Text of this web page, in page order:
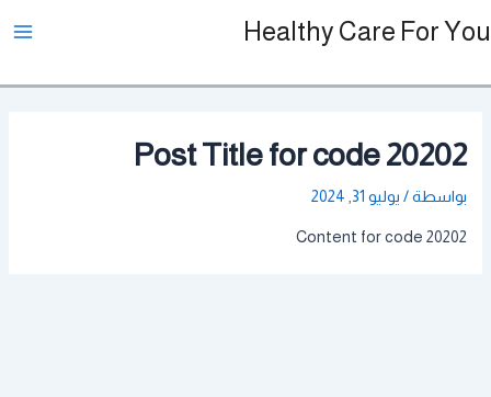
إلى
Healthy Care For You
Post Title for code 20202
بواسطة / يوليو 31, 2024
Content for code 20202